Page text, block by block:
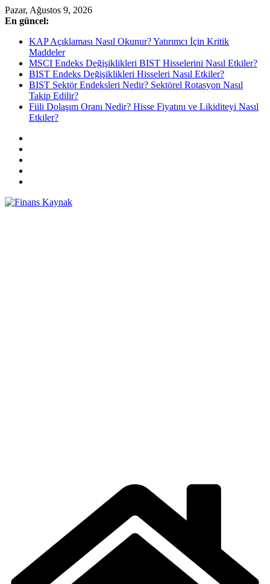
Skip
to
Pazar, Ağustos 9, 2026
En güncel:
KAP Açıklaması Nasıl Okunur? Yatırımcı İçin Kritik
Maddeler
MSCI Endeks Değişiklikleri BIST Hisselerini Nasıl Etkiler?
BIST Endeks Değişiklikleri Hisseleri Nasıl Etkiler?
BIST Sektör Endeksleri Nedir? Sektörel Rotasyon Nasıl
Takip Edilir?
Fiili Dolaşım Oranı Nedir? Hisse Fiyatını ve Likiditeyi Nasıl
Etkiler?